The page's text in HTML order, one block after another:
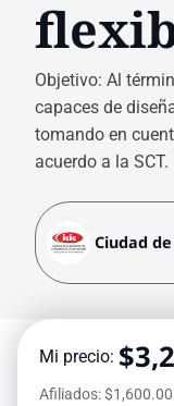
Objetivo: Al
capaces de
tomando en
acuerdo a la SCT.
Ciudad
Mi precio: $
Afiliados: $1,600.00